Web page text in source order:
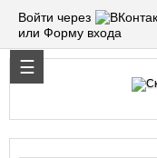
Войти через
или Форму входа